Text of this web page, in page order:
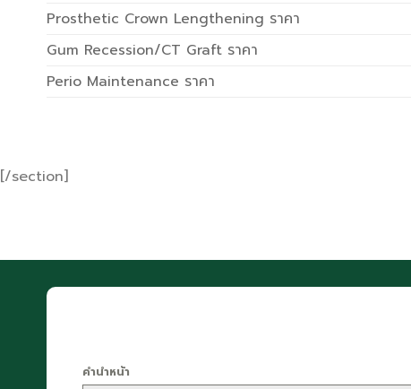
Prosthetic Crown Lengthening ราคา
Gum Recession/CT Graft ราคา
Perio Maintenance ราคา
[/section]
คำนำหน้า